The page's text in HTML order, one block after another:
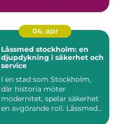
04. apr
Låssmed stockholm: en
djupdykning i säkerhet och
service
I en stad som Stockholm,
där historia möter
modernitet, spelar säkerhet
en avgörande roll. Låssmed